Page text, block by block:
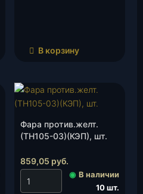
В корзину
Фара против.желт.
(ТН105-03)(КЭП), шт.
859,05 руб.
◉ В наличии
10 шт.